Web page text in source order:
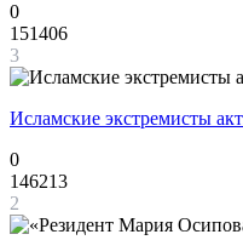
0
151406
3
Исламские экстремисты
0
146213
2